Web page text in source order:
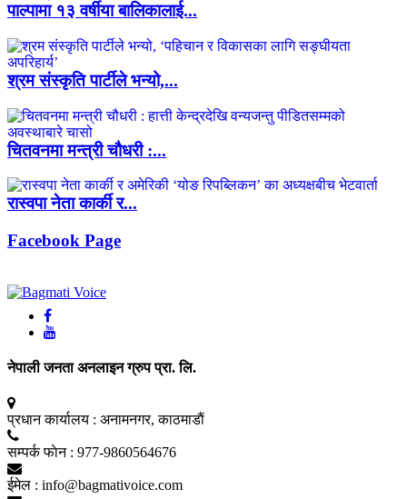
पाल्पामा १३ वर्षीया बालिकालाई...
श्रम संस्कृति पार्टीले भन्यो,...
चितवनमा मन्त्री चौधरी :...
रास्वपा नेता कार्की र...
Facebook Page
नेपाली जनता अनलाइन ग्रुप प्रा. लि.
प्रधान कार्यालय : अनामनगर, काठमाडाैं
सम्पर्क फाेन : 977-9860564676
ईमेल : info@bagmativoice.com